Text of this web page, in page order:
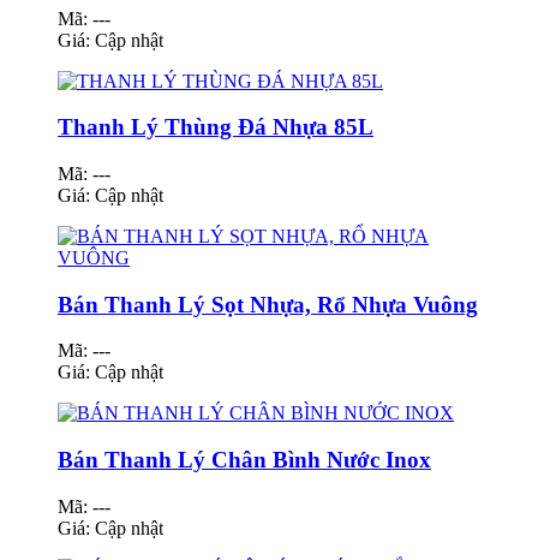
Mã: ---
Giá: Cập nhật
Thanh Lý Thùng Đá Nhựa 85L
Mã: ---
Giá: Cập nhật
Bán Thanh Lý Sọt Nhựa, Rổ Nhựa Vuông
Mã: ---
Giá: Cập nhật
Bán Thanh Lý Chân Bình Nước Inox
Mã: ---
Giá: Cập nhật